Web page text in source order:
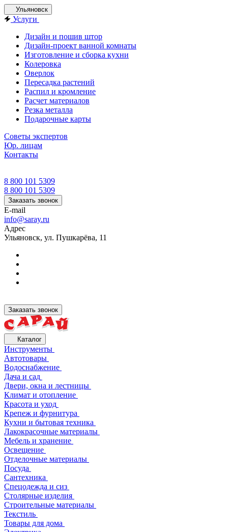
Ульяновск
Услуги
Дизайн и пошив штор
Дизайн-проект ванной комнаты
Изготовление и сборка кухни
Колеровка
Оверлок
Пересадка растений
Распил и кромление
Расчет материалов
Резка металла
Подарочные карты
Советы экспертов
Юр. лицам
Контакты
8 800 101 5309
8 800 101 5309
Заказать звонок
E-mail
info@saray.ru
Адрес
Ульяновск, ул. Пушкарёва, 11
Заказать звонок
Каталог
Инструменты
Автотовары
Водоснабжение
Дача и сад
Двери, окна и лестницы
Климат и отопление
Красота и уход
Крепеж и фурнитура
Кухни и бытовая техника
Лакокрасочные материалы
Мебель и хранение
Освещение
Отделочные материалы
Посуда
Сантехника
Спецодежда и сиз
Столярные изделия
Строительные материалы
Текстиль
Товары для дома